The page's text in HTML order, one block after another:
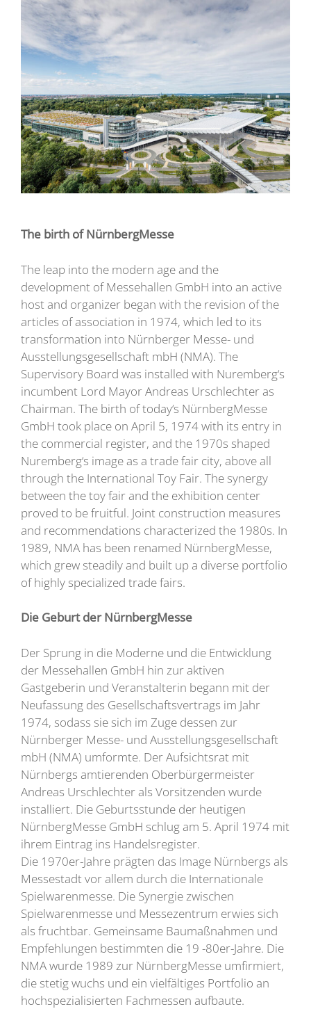
The birth of NürnbergMesse
The leap into the modern age and the
development of Messehallen GmbH into an active
host and organizer began with the revision of the
articles of association in 1974, which led to its
transformation into Nürnberger Messe- und
Ausstellungsgesellschaft mbH (NMA). The
Supervisory Board was installed with Nuremberg‘s
incumbent Lord Mayor Andreas Urschlechter as
Chairman. The birth of today‘s NürnbergMesse
GmbH took place on April 5, 1974 with its entry in
the commercial register, and the 1970s shaped
Nuremberg‘s image as a trade fair city, above all
through the International Toy Fair. The synergy
between the toy fair and the exhibition center
proved to be fruitful. Joint construction measures
and recommendations characterized the 1980s. In
1989, NMA has been renamed NürnbergMesse,
which grew steadily and built up a diverse portfolio
of highly specialized trade fairs.
Die Geburt der NürnbergMesse
Der Sprung in die Moderne und die Entwicklung
der Messehallen GmbH hin zur aktiven
Gastgeberin und Veranstalterin begann mit der
Neufassung des Gesellschaftsvertrags im Jahr
1974, sodass sie sich im Zuge dessen zur
Nürnberger Messe- und Ausstellungsgesellschaft
mbH (NMA) umformte. Der Aufsichtsrat mit
Nürnbergs amtierenden Oberbürgermeister
Andreas Urschlechter als Vorsitzenden wurde
installiert. Die Geburtsstunde der heutigen
NürnbergMesse GmbH schlug am 5. April 1974 mit
ihrem Eintrag ins Handelsregister.
Die 1970er-Jahre prägten das Image Nürnbergs als
Messestadt vor allem durch die Internationale
Spielwarenmesse. Die Synergie zwischen
Spielwarenmesse und Messezentrum erwies sich
als fruchtbar. Gemeinsame Baumaßnahmen und
Empfehlungen bestimmten die 19 -80er-Jahre. Die
NMA wurde 1989 zur NürnbergMesse umfirmiert,
die stetig wuchs und ein vielfältiges Portfolio an
hochspezialisierten Fachmessen aufbaute.